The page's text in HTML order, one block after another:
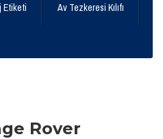
Etiketi Av Tezkeresi Kılıfı
Rover